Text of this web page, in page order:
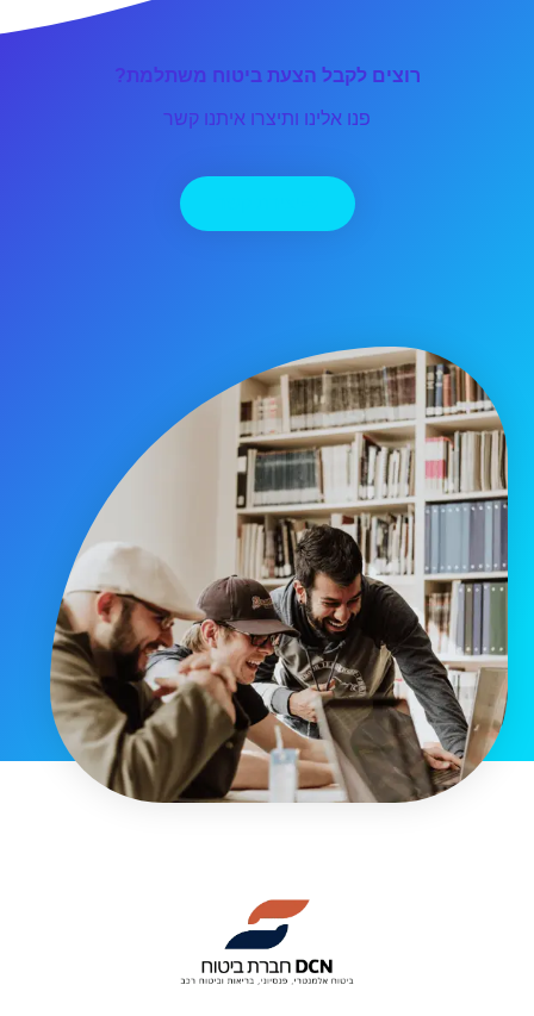
רוצים לקבל הצעת ביטוח משתלמת?
פנו אלינו ותיצרו איתנו קשר